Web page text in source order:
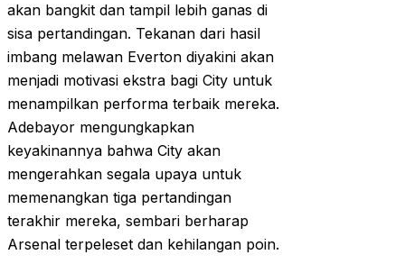
akan bangkit dan tampil lebih ganas di
sisa pertandingan. Tekanan dari hasil
imbang melawan Everton diyakini akan
menjadi motivasi ekstra bagi City untuk
menampilkan performa terbaik mereka.
Adebayor mengungkapkan
keyakinannya bahwa City akan
mengerahkan segala upaya untuk
memenangkan tiga pertandingan
terakhir mereka, sembari berharap
Arsenal terpeleset dan kehilangan poin.